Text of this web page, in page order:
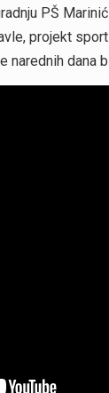
PŠ
projekt
narednih dana